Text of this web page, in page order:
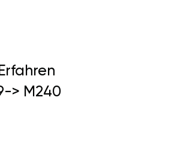
> M240